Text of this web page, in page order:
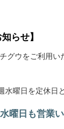
らせ】
グウをご利用い
水曜日を定休日
曜日も営業い